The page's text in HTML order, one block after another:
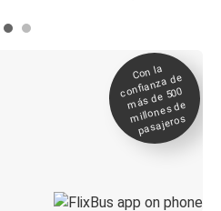
Con la
confianza de
más de 500
millones de
pasajeros